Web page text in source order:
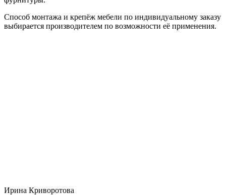
Способ монтажа и крепёж мебели по индивидуальному заказу
выбирается производителем по возможности её применения.
Ирина Криворотова